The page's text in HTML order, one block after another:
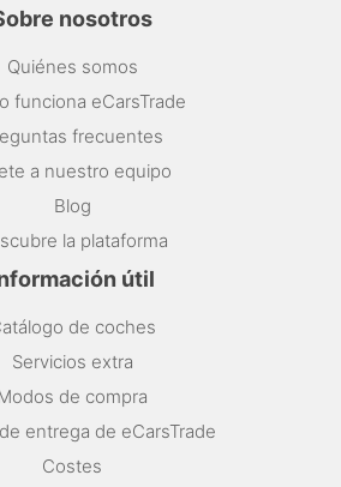
nosotros
Quiénes somos
funciona eCarsTrade
frecuentes
a nuestro equipo
Blog
la plataforma
útil
de coches
Servicios extra
de compra
entrega de eCarsTrade
Costes